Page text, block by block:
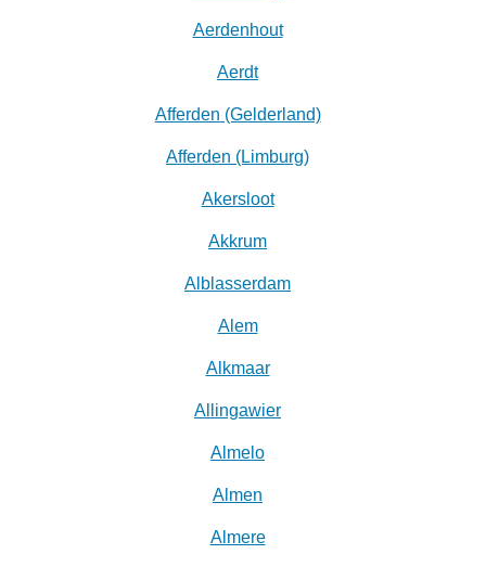
Aerdenhout
Aerdt
Afferden (Gelderland)
Afferden (Limburg)
Akersloot
Akkrum
Alblasserdam
Alem
Alkmaar
Allingawier
Almelo
Almen
Almere